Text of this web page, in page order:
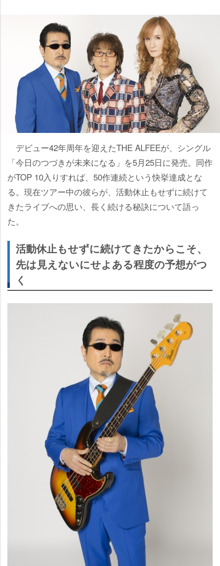
デビュー42年周年を迎えたTHE ALFEEが、シングル
「今日のつづきが未来になる」を5月25日に発売。同作
がTOP 10入りすれば、50作連続という快挙達成とな
る。現在ツアー中の彼らが、活動休止もせずに続けて
きたライブへの思い、長く続ける秘訣について語っ
た。
活動休止もせずに続けてきたからこそ、
先は見えないにせよある程度の予想がつ
く